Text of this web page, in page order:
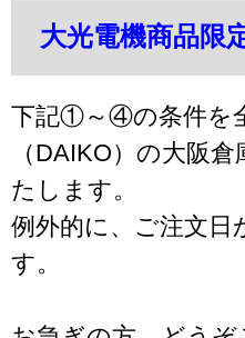
大光電機商品限
下記①～④の条件を
（DAIKO）の大阪
たします。
例外的に、ご注文
す。